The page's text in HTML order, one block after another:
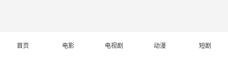
首页 电影 电视剧 动漫 短剧